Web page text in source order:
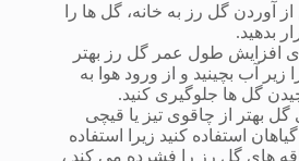
آوردن گل رز به خانه، گل ها را
بدهید.
افزایش طول عمر گل رز بهتر
آب بچینید و از ورود هوا به
گل ها جلوگیری کنید.
بهتر از چاقوی تیز یا قیچی
استفاده کنید زیرا استفاده
های گل رز را فشرده می کند ،